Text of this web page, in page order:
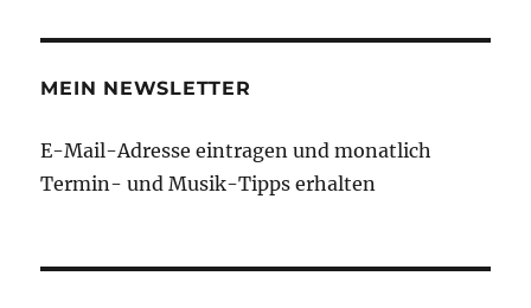
MEIN NEWSLETTER
E-Mail-Adresse eintragen und monatlich
Termin- und Musik-Tipps erhalten